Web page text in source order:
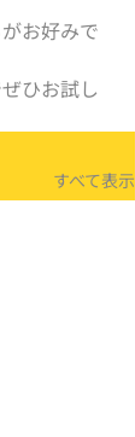
お好みで
ひお試し
すべて表示